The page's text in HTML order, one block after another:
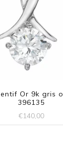
Or 9k gris
396135
€140,00